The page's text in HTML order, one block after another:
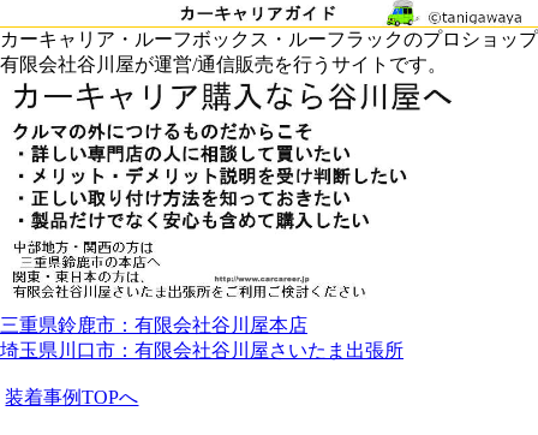
カーキャリア・ルーフボックス・ルーフラックのプロショップ
有限会社谷川屋が運営/通信販売を行うサイトです。
三重県鈴鹿市：有限会社谷川屋本店
埼玉県川口市：有限会社谷川屋さいたま出張所
装着事例TOPへ